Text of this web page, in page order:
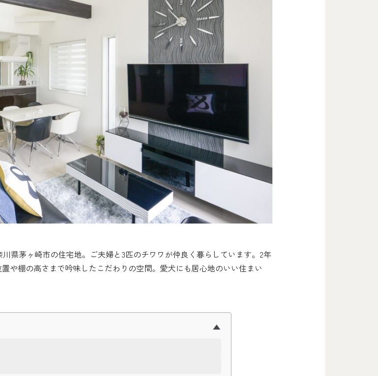
県茅ヶ崎市の住宅地。ご夫婦と3匹のチワワが仲良く暮らしています。2年
や棚の高さまで吟味したこだわりの空間。愛犬にも居心地のいい住まい